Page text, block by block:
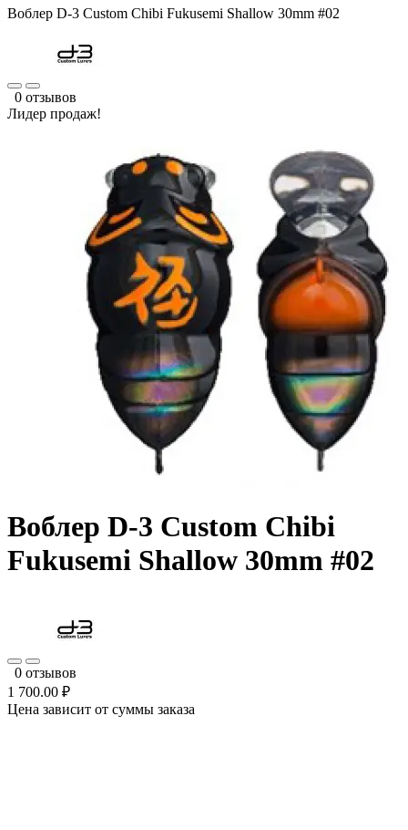
Воблер D-3 Custom Chibi Fukusemi Shallow 30mm #02
0 отзывов
Лидер продаж!
Воблер D-3 Custom Chibi
Fukusemi Shallow 30mm #02
0 отзывов
1 700.00 ₽
Цена зависит от суммы заказа